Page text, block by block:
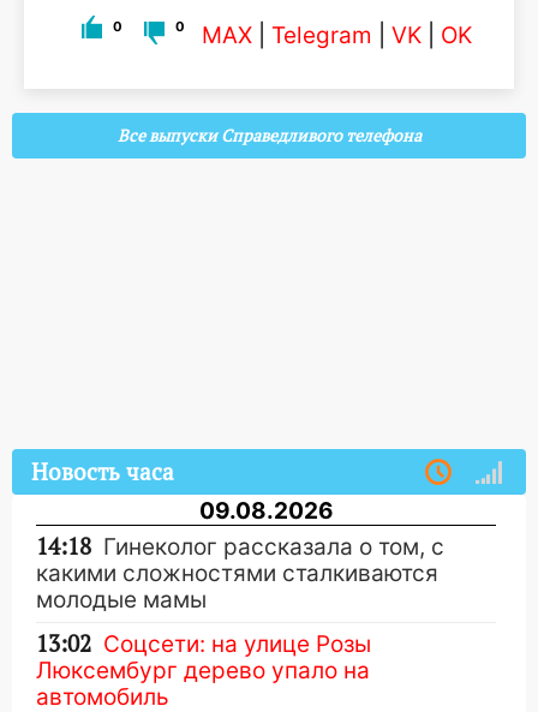
0 0 MAX Telegram VK OK
Все выпуски Справедливого телефона
Новость часа
09.08.2026
14:18 Гинеколог рассказала о том, с
какими сложностями сталкиваются
молодые мамы
13:02 Соцсети: на улице Розы
Люксембург дерево упало на
автомобиль